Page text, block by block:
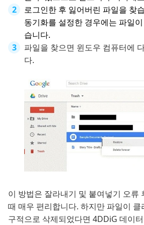
로그인한 후 잃어버린 파일을 찾
동기화를 설정한 경우에는 파일
습니다.
파일을 찾으면 윈도우 컴퓨터에
다.
이 방법은 잘라내기 및 붙여넣기 오류
때 매우 편리합니다. 하지만 파일이
구적으로 삭제되었다면 4DDiG 데이